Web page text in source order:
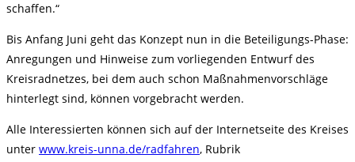
schaffen.“
Bis Anfang Juni geht das Konzept nun in die Beteiligungs-Phase:
Anregungen und Hinweise zum vorliegenden Entwurf des
Kreisradnetzes, bei dem auch schon Maßnahmenvorschläge
hinterlegt sind, können vorgebracht werden.
Alle Interessierten können sich auf der Internetseite des Kreises
unter www.kreis-unna.de/radfahren, Rubrik